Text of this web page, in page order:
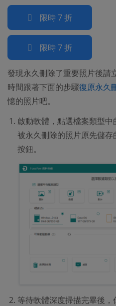
限時 7 折
限時 7 折
發現永久刪除了重要照片後請
時間跟著下面的步驟復原永久
憶的照片吧。
啟動軟體，點選檔案類型中
被永久刪除的照片原先儲存
按鈕。
等待軟體深度掃描完畢後